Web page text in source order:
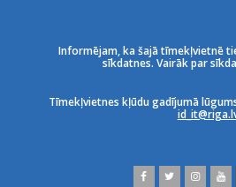
Informējam, ka šajā tīmekļvietnē
sīkdatnes. Vairāk par
Tīmekļvietnes kļūdu gadījumā